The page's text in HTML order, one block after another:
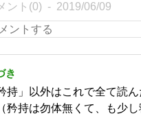
ント(0) 2019/06/09
き
持」以外はこれで全て読
矜持は勿体無くて、も少